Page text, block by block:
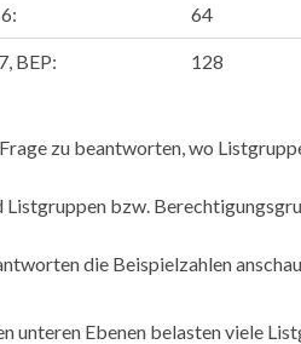
64
BEP: 128
zu beantworten, wo
Listgruppen bzw.
die Beispielzahlen
unteren Ebenen belasten viele